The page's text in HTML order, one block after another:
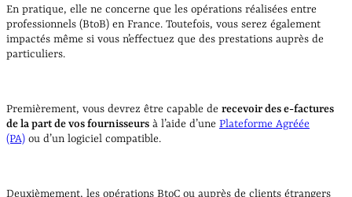
En pratique, elle ne concerne que les opérations réalisées entre
professionnels (BtoB) en France. Toutefois, vous serez également
impactés même si vous n’effectuez que des prestations auprès de
particuliers.
Premièrement, vous devrez être capable de recevoir des e-factures
de la part de vos fournisseurs à l’aide d’une Plateforme Agréée
(PA) ou d’un logiciel compatible.
Deuxièmement, les opérations BtoC ou auprès de clients étrangers